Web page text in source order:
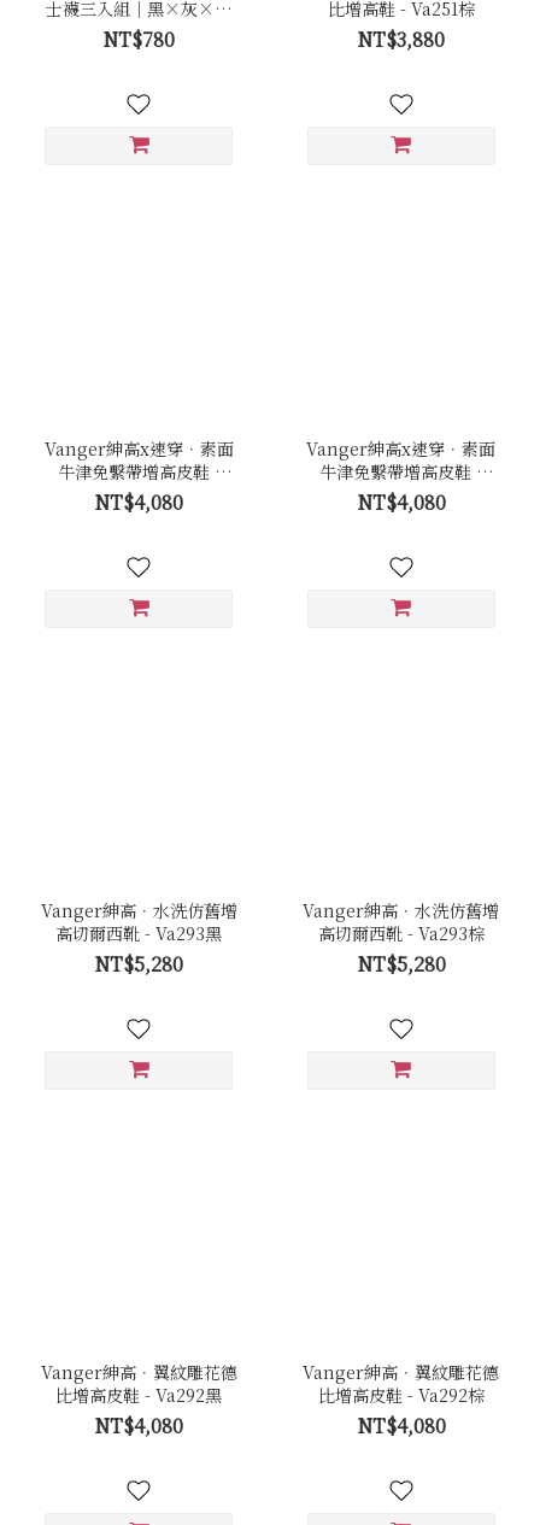
士襪三入組｜黑×灰×丈
青
NT$780
比增高鞋 - Va251棕
NT$3,880
Vanger紳高x速穿．素面
牛津免繫帶增高皮鞋 -
Va294黑
NT$4,080
Vanger紳高x速穿．素面
牛津免繫帶增高皮鞋 -
Va294棕
NT$4,080
Vanger紳高．水洗仿舊增
高切爾西靴 - Va293黑
NT$5,280
Vanger紳高．水洗仿舊增
高切爾西靴 - Va293棕
NT$5,280
Vanger紳高．翼紋雕花德
比增高皮鞋 - Va292黑
NT$4,080
Vanger紳高．翼紋雕花德
比增高皮鞋 - Va292棕
NT$4,080